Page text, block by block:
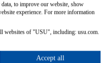
to improve our website, show
experience. For more information
websites of "USU", including: usu.com.
Accept all